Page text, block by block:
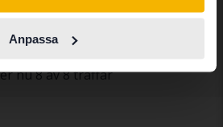
Anpassa
nu 8 av 8 träffar